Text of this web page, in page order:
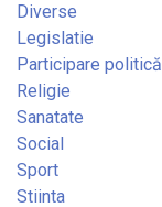
Diverse
Legislatie
Participare politică
Religie
Sanatate
Social
Sport
Stiinta